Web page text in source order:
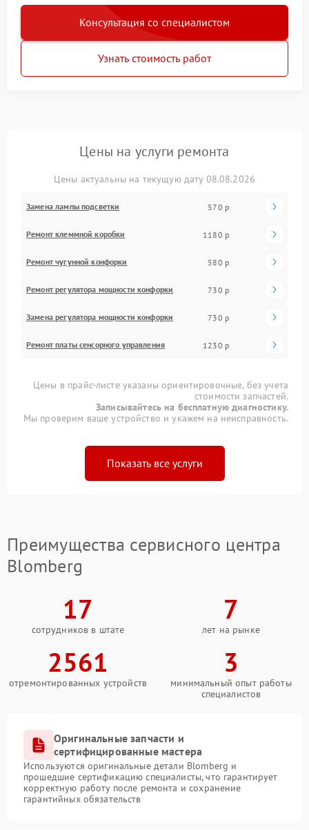
Консультация со специалистом
Узнать стоимость работ
Цены на услуги ремонта
Цены актуальны на текущую дату 08.08.2026
Замена лампы подсветки 570 р
Ремонт клеммной коробки 1180 р
Ремонт чугунной конфорки 580 р
Ремонт регулятора мощности конфорки 730 р
Замена регулятора мощности конфорки 730 р
Ремонт платы сенсорного управления 1230 р
Цены в прайс-листе указаны ориентировочные, без учета
стоимости запчастей.
Записывайтесь на бесплатную диагностику.
Мы проверим ваше устройство и укажем на неисправность.
Показать все услуги
Преимущества сервисного центра
Blomberg
17
сотрудников в штате
7
лет на рынке
2561
отремонтированных устройств
3
минимальный опыт работы
специалистов
Оригинальные запчасти и
сертифицированные мастера
Используются оригинальные детали Blomberg и
прошедшие сертификацию специалисты, что гарантирует
корректную работу после ремонта и сохранение
гарантийных обязательств